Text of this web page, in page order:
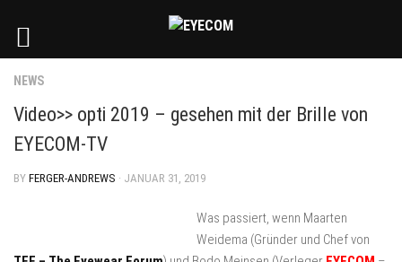
NEWS
Video>> opti 2019 – gesehen mit der Brille von
EYECOM-TV
BY FERGER-ANDREWS · JANUAR 31, 2019
Was passiert, wenn Maarten
Weidema (Gründer und Chef von